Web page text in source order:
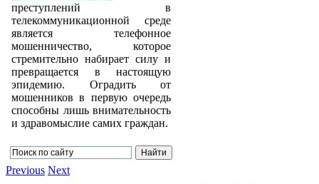
преступлений в
телекоммуникационной среде
является телефонное
мошенничество, которое
стремительно набирает силу и
превращается в настоящую
эпидемию. Оградить от
мошенников в первую очередь
способны лишь внимательность
и здравомыслие самих граждан.
Previous Next